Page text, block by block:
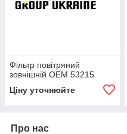
Фільтр повітряний
зовнішній OEM 53215
Ціну уточнюйте
Про нас